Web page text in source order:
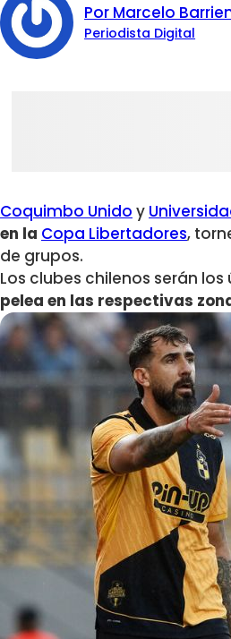
Por Marcelo
Periodista Digital
Coquimbo Unido y
en la Copa Libertadores,
de grupos.
Los clubes chilenos serán
pelea en las respectivas